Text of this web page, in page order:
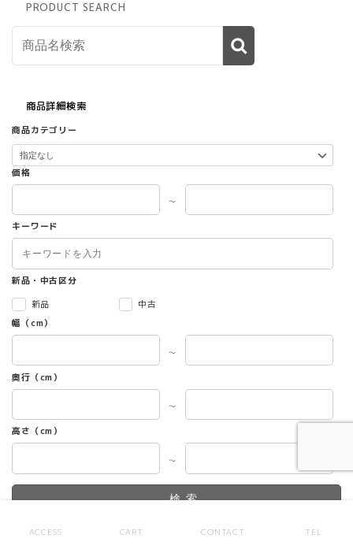
PRODUCT SEARCH
商品詳細検索
商品カテゴリー
価格
～
キーワード
新品・中古区分
新品
中古
幅（cm）
～
奥行（cm）
～
高さ（cm）
～
検索
ACCESS CART CONTACT TEL